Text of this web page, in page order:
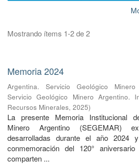
Mostrando ítems 1-2 de 2
Memoria 2024
Argentina. Servicio Geológico Minero
Servicio Geológico Minero Argentino.
Recursos Minerales, 2025)
La presente Memoria Institucional
Minero Argentino (SEGEMAR)
desarrolladas durante el año
conmemoración del 120°
comparten ...